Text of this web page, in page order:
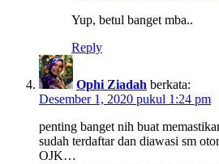
Yup, betul banget mba..
Reply
Ophi Ziadah berkata:
Desember 1, 2020 pukul 1:24 pm
penting banget nih buat
sudah terdaftar dan diawasi sm
OJK…